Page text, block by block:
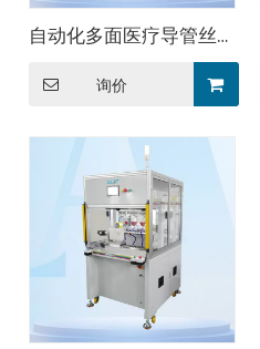
自动化多面医疗导管丝印
询价